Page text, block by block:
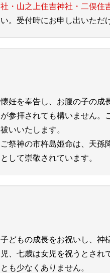
社・山之上住吉神社・二俣住
い。受付時にお申し出いただ
懐妊を奉告し、お腹の子の成
が参拝されても構いません。
祓いいたします。
ご祭神の市杵島姫命は、天孫
として崇敬されています。
子どもの成長をお祝いし、神
児、七歳は女児を祝うとされ
とも少なくありません。